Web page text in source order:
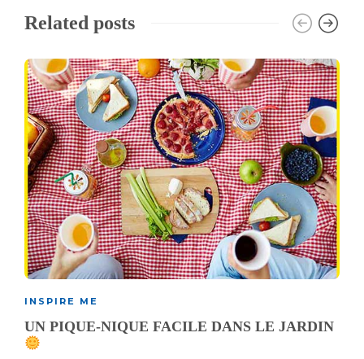
Related posts
INSPIRE ME
UN PIQUE-NIQUE FACILE DANS LE JARDIN